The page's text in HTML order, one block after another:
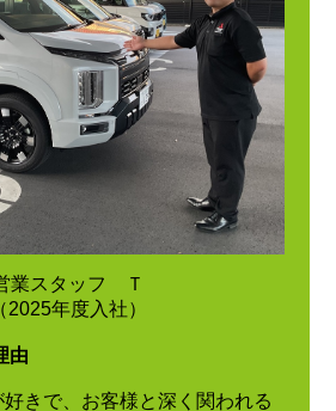
業スタッフ Ｔ
（2025年度入社）
由
きで、お客様と深く関われる